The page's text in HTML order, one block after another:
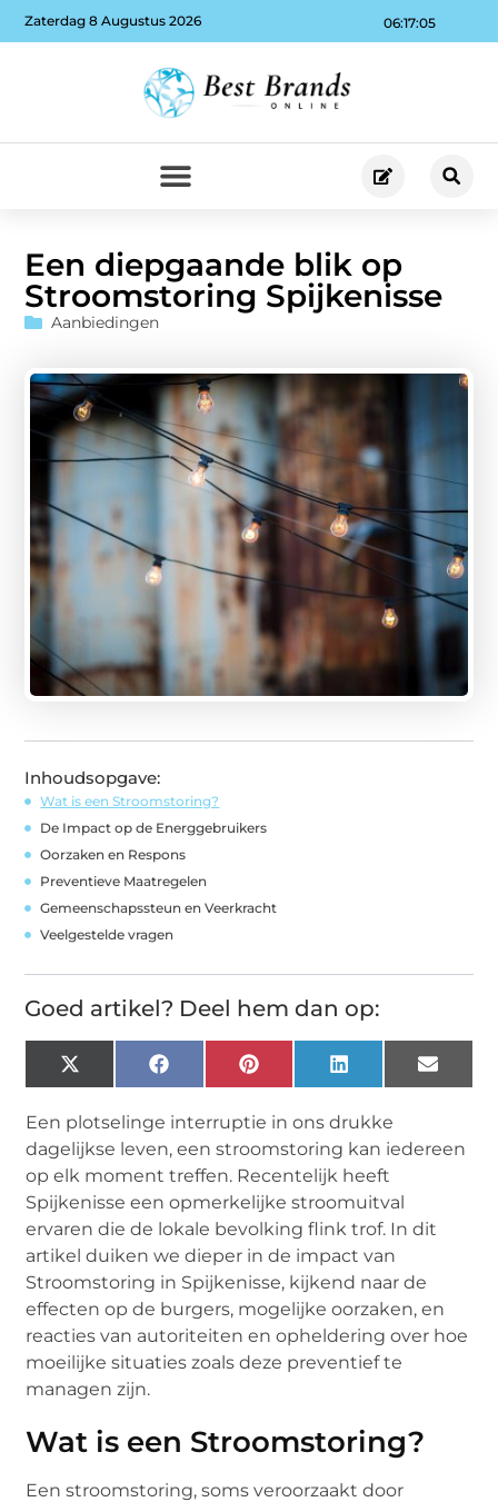
06:17:06
Zaterdag 8 Augustus 2026
Een diepgaande blik op
Stroomstoring Spijkenisse
Aanbiedingen
Inhoudsopgave:
Wat is een Stroomstoring?
De Impact op de Energgebruikers
Oorzaken en Respons
Preventieve Maatregelen
Gemeenschapssteun en Veerkracht
Veelgestelde vragen
Goed artikel? Deel hem dan op:
X
(Twitter)
FacebookPinterest LinkedIn Email
Een plotselinge interruptie in ons drukke
dagelijkse leven, een stroomstoring kan iedereen
op elk moment treffen. Recentelijk heeft
Spijkenisse een opmerkelijke stroomuitval
ervaren die de lokale bevolking flink trof. In dit
artikel duiken we dieper in de impact van
Stroomstoring in Spijkenisse, kijkend naar de
effecten op de burgers, mogelijke oorzaken, en
reacties van autoriteiten en opheldering over hoe
moeilijke situaties zoals deze preventief te
managen zijn.
Wat is een Stroomstoring?
Een stroomstoring, soms veroorzaakt door